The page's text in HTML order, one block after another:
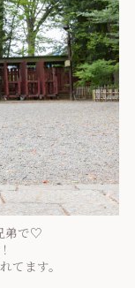
弟で♡
てます。